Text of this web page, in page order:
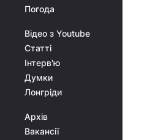
Погода
Відео з Youtube
Статті
Інтерв'ю
Думки
Лонгріди
Архів
Вакансії